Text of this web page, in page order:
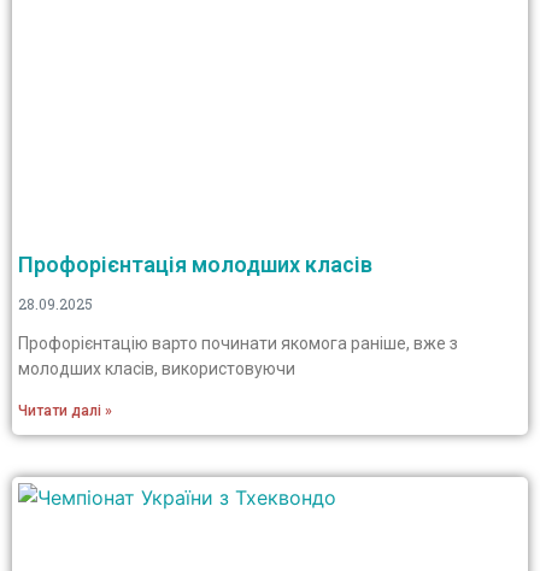
Профорієнтація молодших класів
28.09.2025
Профорієнтацію варто починати якомога раніше, вже з
молодших класів, використовуючи
Читати далі »